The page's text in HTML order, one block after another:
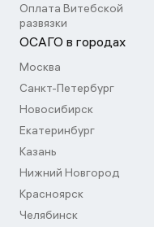
Оплата Витебской
развязки
ОСАГО в городах
Москва
Санкт-Петербург
Новосибирск
Екатеринбург
Казань
Нижний Новгород
Красноярск
Челябинск